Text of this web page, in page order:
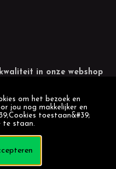
in onze webshop
om het bezoek en
jou nog makkelijker en
toestaan&#39;
te staan.